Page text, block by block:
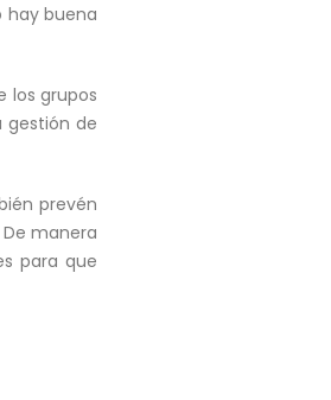
hay buena
los grupos
gestión de
prevén
manera
para que